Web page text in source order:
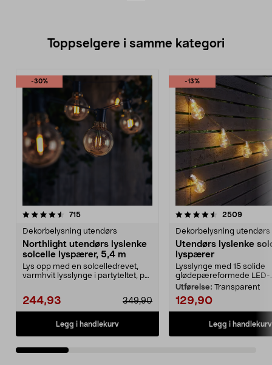
Toppselgere i samme kategori
-30%
715anmeldelser
Dekorbelysning utendørs
Northlight utendørs lyslenke
solcelle lyspærer, 5,4 m
Lys opp med en solcelledrevet,
varmhvit lysslynge i partyteltet, på
244,93 349,90
Legg i handlekurv
-13%
4.5 av 5 stjerner 2509
Dekorbelysning utendørs
Utendørs lyslenke
lyspærer
Lysslynge med 15 solide
glødepæreformede LED-
Utførelse: Transparent
129,90
Legg i handlekurv
4.5 av 5 stjerner